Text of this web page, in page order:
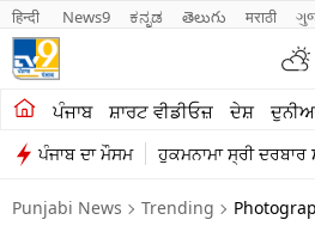
हिन्दी News9 ಕನ್ನಡ తెలుగు मराठी
ਪੰਜਾਬ ਸ਼ਾਰਟ ਵੀਡੀਓਜ਼ ਦੇਸ਼
ਪੰਜਾਬ ਦਾ ਮੌਸਮ ਹੁਕਮਨਾਮਾ ਸ੍ਰੀ ਦਰਬਾਰ
ਖੇਤੀਬਾੜੀ
ਸ਼ਾਰਟ ਵੀਡੀਓਜ਼
ਕਾਰੋਬਾਰ
Punjabi News Trending